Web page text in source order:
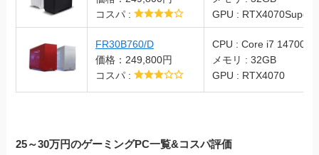
コスパ :
GPU : RTX4070Super
FR30B760/D
価格：249,800円
コスパ :
CPU : Core i7 14700F
メモリ : 32GB
GPU : RTX4070
25～30万円のゲーミングPC一覧&コスパ評価